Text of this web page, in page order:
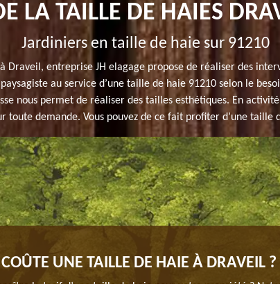
LA TAILLE DE HAIES
Jardiniers en taille de haie sur 91210
Draveil, entreprise JH elagage propose de réaliser des
au service d’une taille de haie 91210 selon le
nous permet de réaliser des tailles esthétiques. En
toute demande. Vous pouvez de ce fait profiter d’une taille
UNE TAILLE DE HAIE À DRAVEIL ?